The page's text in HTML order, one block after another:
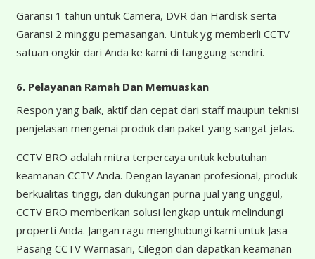
Garansi 1 tahun untuk Camera, DVR dan Hardisk serta
Garansi 2 minggu pemasangan. Untuk yg memberli CCTV
satuan ongkir dari Anda ke kami di tanggung sendiri.
6. Pelayanan Ramah Dan Memuaskan
Respon yang baik, aktif dan cepat dari staff maupun teknisi
penjelasan mengenai produk dan paket yang sangat jelas.
CCTV BRO adalah mitra terpercaya untuk kebutuhan
keamanan CCTV Anda. Dengan layanan profesional, produk
berkualitas tinggi, dan dukungan purna jual yang unggul,
CCTV BRO memberikan solusi lengkap untuk melindungi
properti Anda. Jangan ragu menghubungi kami untuk Jasa
Pasang CCTV Warnasari, Cilegon dan dapatkan keamanan